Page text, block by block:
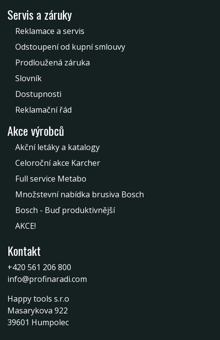
Servis a záruky
Reklamace a servis
Odstoupení od kupní smlouvy
Prodloužená záruka
Slovník
Dostupnosti
Reklamační řád
Akce výrobců
Akční letáky a katalogy
Celoroční akce Karcher
Full service Metabo
Množstevní nabídka brusiva Bosch
Bosch - Buď produktivnější
AKCE!
Kontakt
+420 561 206 800
info@profinaradi.com
Happy tools s.r.o
Masarykova 922
39601 Humpolec